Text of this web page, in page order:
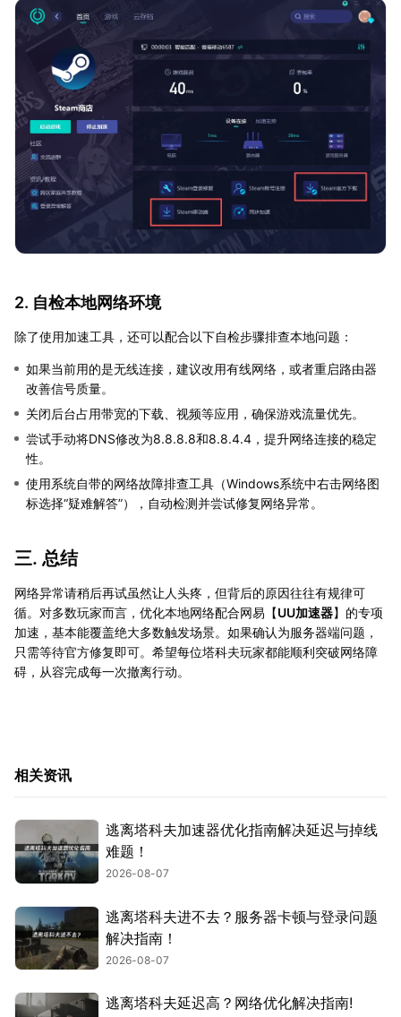
2. 自检本地网络环境
除了使用加速工具，还可以配合以下自检步骤排查本地问题：
如果当前用的是无线连接，建议改用有线网络，或者重启路由器
改善信号质量。
关闭后台占用带宽的下载、视频等应用，确保游戏流量优先。
尝试手动将DNS修改为8.8.8.8和8.8.4.4，提升网络连接的稳定
性。
使用系统自带的网络故障排查工具（Windows系统中右击网络图
标选择“疑难解答”），自动检测并尝试修复网络异常。
三. 总结
网络异常请稍后再试虽然让人头疼，但背后的原因往往有规律可
循。对多数玩家而言，优化本地网络配合网易【UU加速器】的专项
加速，基本能覆盖绝大多数触发场景。如果确认为服务器端问题，
只需等待官方修复即可。希望每位塔科夫玩家都能顺利突破网络障
碍，从容完成每一次撤离行动。
相关资讯
逃离塔科夫加速器优化指南解决延迟与掉线
难题！
2026-08-07
逃离塔科夫进不去？服务器卡顿与登录问题
解决指南！
2026-08-07
逃离塔科夫延迟高？网络优化解决指南!